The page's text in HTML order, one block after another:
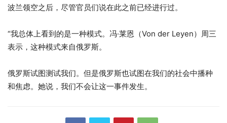
波兰领空之后，尽管官员们说在此之前已经进行过。
“我总体上看到的是一种模式。冯·莱恩（Von der Leyen）周三
表示，这种模式来自俄罗斯。
俄罗斯试图测试我们。但是俄罗斯也试图在我们的社会中播种
和焦虑。她说，我们不会让这一事件发生。